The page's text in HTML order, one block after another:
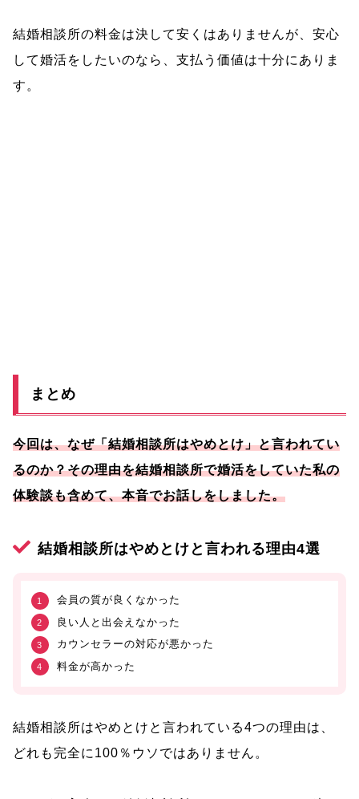
結婚相談所の料金は決して安くはありませんが、安心
して婚活をしたいのなら、支払う価値は十分にありま
す。
まとめ
今回は、なぜ「結婚相談所はやめとけ」と言われてい
るのか？その理由を結婚相談所で婚活をしていた私の
体験談も含めて、本音でお話しをしました。
結婚相談所はやめとけと言われる理由4選
会員の質が良くなかった
良い人と出会えなかった
カウンセラーの対応が悪かった
料金が高かった
結婚相談所はやめとけと言われている4つの理由は、
どれも完全に100％ウソではありません。